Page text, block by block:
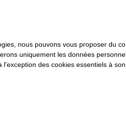
nous pouvons vous proposer du
uniquement les données
des cookies essentiels à